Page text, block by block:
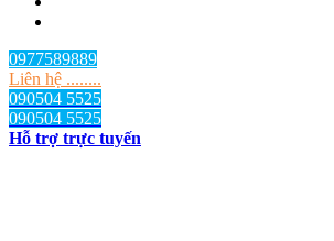
0977589889
Liên hệ ........
090504 5525
090504 5525
Hỗ trợ trực tuyến